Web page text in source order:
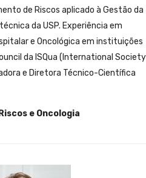
de Riscos aplicado à Gestão da
da USP. Experiência em
e Oncológica em instituições
da ISQua (International Society
e Diretora Técnico-Científica
e Oncologia